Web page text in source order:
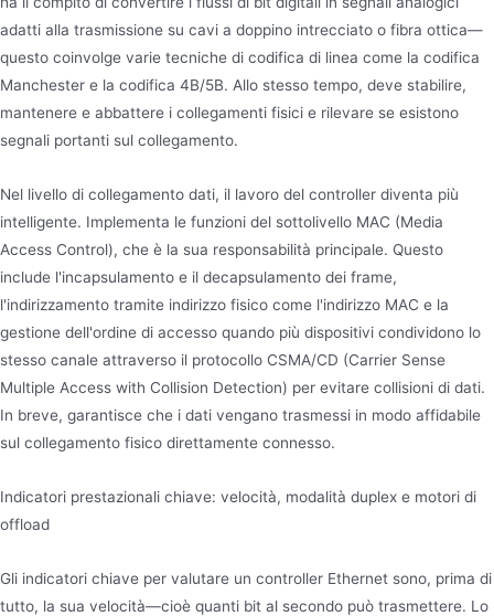
adatti alla trasmissione su cavi a doppino intrecciato o fibra ottica—
questo coinvolge varie tecniche di codifica di linea come la codifica
Manchester e la codifica 4B/5B. Allo stesso tempo, deve stabilire,
mantenere e abbattere i collegamenti fisici e rilevare se esistono
segnali portanti sul collegamento.
Nel livello di collegamento dati, il lavoro del controller diventa più
intelligente. Implementa le funzioni del sottolivello MAC (Media
Access Control), che è la sua responsabilità principale. Questo
include l'incapsulamento e il decapsulamento dei frame,
l'indirizzamento tramite indirizzo fisico come l'indirizzo MAC e la
gestione dell'ordine di accesso quando più dispositivi condividono lo
stesso canale attraverso il protocollo CSMA/CD (Carrier Sense
Multiple Access with Collision Detection) per evitare collisioni di dati.
In breve, garantisce che i dati vengano trasmessi in modo affidabile
sul collegamento fisico direttamente connesso.
Indicatori prestazionali chiave: velocità, modalità duplex e motori di
offload
Gli indicatori chiave per valutare un controller Ethernet sono, prima di
tutto, la sua velocità—cioè quanti bit al secondo può trasmettere. Lo